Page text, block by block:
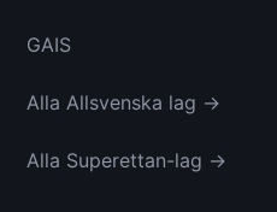
GAIS
Alla Allsvenska lag →
Alla Superettan-lag →